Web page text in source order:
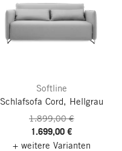
Softline
Schlafsofa Cord, Hellgrau
1.899,00 €
1.699,00 €
+ weitere Varianten